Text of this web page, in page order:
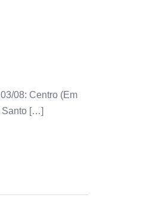
08: Centro (Em
Santo […]